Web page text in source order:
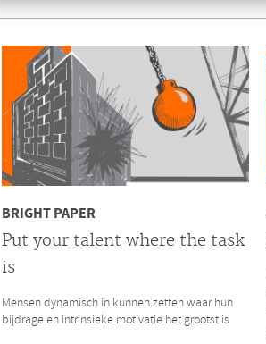
BRIGHT PAPER
Put your talent where the task
is
Mensen dynamisch in kunnen zetten waar hun
bijdrage en intrinsieke motivatie het grootst is